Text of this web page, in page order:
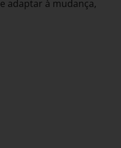
adaptar à mudança,